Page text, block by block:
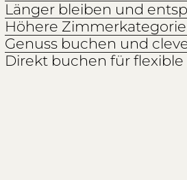
Länger bleiben und
Höhere
Genuss buchen und
Direkt buchen für